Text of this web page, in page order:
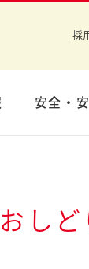
採
安全・
しど